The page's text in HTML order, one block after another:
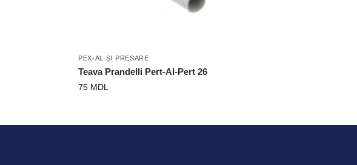
PEX-AL ȘI PRESARE
Teava Prandelli Pert-Al-Pert 26
75 MDL